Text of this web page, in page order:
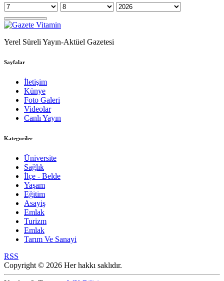
Yerel Süreli Yayın-Aktüel Gazetesi
Sayfalar
İletişim
Künye
Foto Galeri
Videolar
Canlı Yayın
Kategoriler
Üniversite
Sağlık
İlçe - Belde
Yaşam
Eğitim
Asayiş
Emlak
Turizm
Emlak
Tarım Ve Sanayi
RSS
Copyright © 2026 Her hakkı saklıdır.